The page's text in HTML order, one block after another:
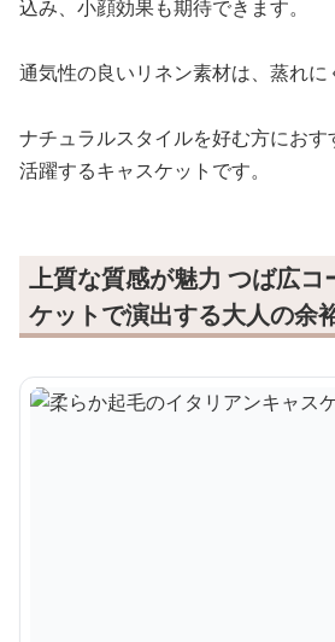
込み、小顔効果も期待できます。
通気性の良いリネン素材は、蒸れに
ナチュラルスタイルを好む方にお
活躍するキャスケットです。
上質な質感が魅力 つば広コ
ケットで演出する大人の余